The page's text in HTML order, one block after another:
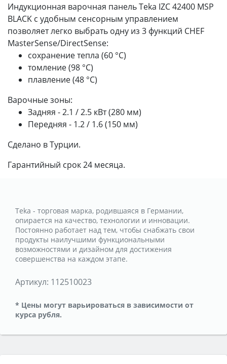
Индукционная варочная панель Teka IZC 42400 MSP
BLACK с удобным сенсорным управлением
позволяет легко выбрать одну из 3 функций CHEF
MasterSense/DirectSense:
сохранение тепла (60 °С)
томление (98 °С)
плавление (48 °С)
Варочные зоны:
Задняя - 2.1 / 2.5 кВт (280 мм)
Передняя - 1.2 / 1.6 (150 мм)
Сделано в Турции.
Гарантийный срок 24 месяца.
Teka - торговая марка, родившаяся в Германии,
опирается на качество, технологии и инновации.
Постоянно работает над тем, чтобы снабжать свои
продукты наилучшими функциональными
возможностями и дизайном для достижения
совершенства на каждом этапе.
Артикул: 112510023
* Цены могут варьироваться в зависимости от
курса рубля.